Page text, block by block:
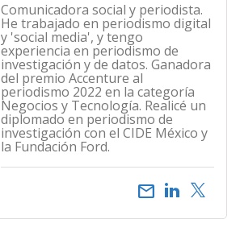
Comunicadora social y periodista.
He trabajado en periodismo digital
y 'social media', y tengo
experiencia en periodismo de
investigación y de datos. Ganadora
del premio Accenture al
periodismo 2022 en la categoría
Negocios y Tecnología. Realicé un
diplomado en periodismo de
investigación con el CIDE México y
la Fundación Ford.
email